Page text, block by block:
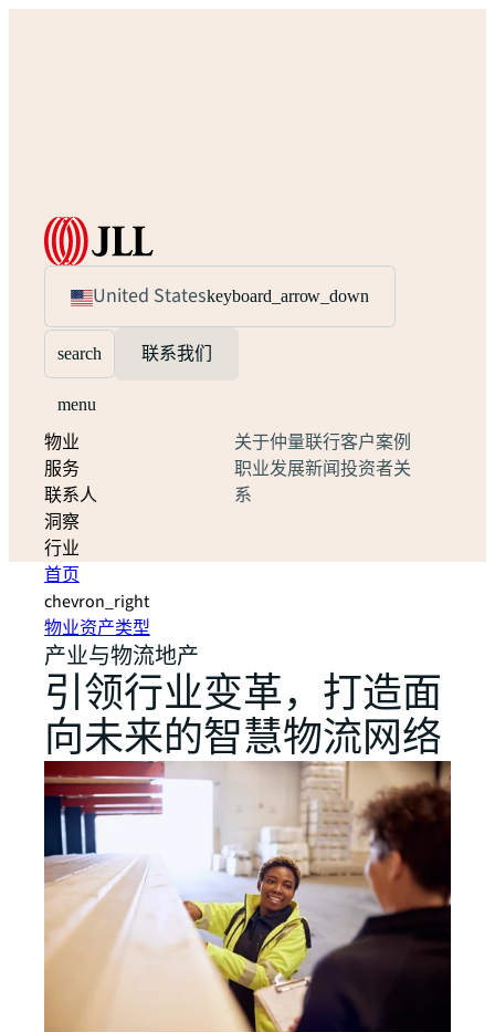
United Stateskeyboard_arrow_down
search 联系我们
menu
物业
服务
联系人
洞察
行业
关于仲量联行客户案例
职业发展新闻投资者关
系
首页
chevron_right
物业资产类型
产业与物流地产
引领行业变革，打造面
向未来的智慧物流网络